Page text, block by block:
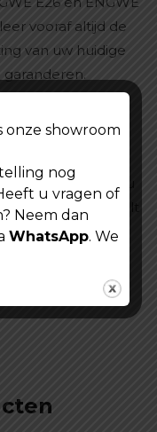
vooraf altijd de
van uw huidige
van een accu
/ E26 ST herstelt
fiets en geniet u
krachtige
onze showroom
nog
u vragen of
Neem dan
WhatsApp. We